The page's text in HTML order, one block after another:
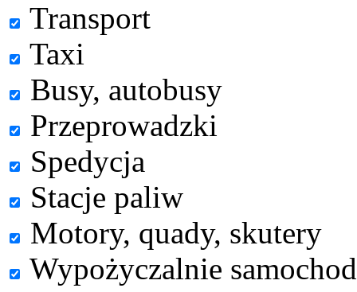
Transport
Taxi
Busy, autobusy
Przeprowadzki
Spedycja
Stacje paliw
Motory, quady, skutery
Wypożyczalnie